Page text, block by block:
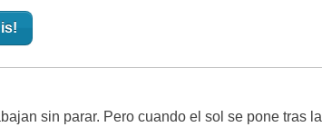
sin parar. Pero cuando el sol se pone tras la